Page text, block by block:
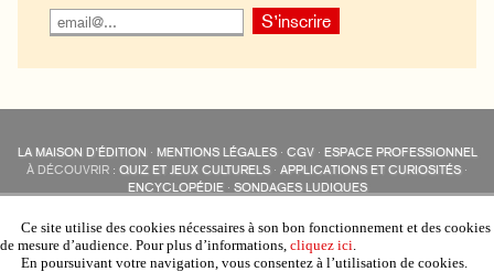
LA MAISON D’ÉDITION · MENTIONS LÉGALES· CGV· ESPACE PROFESSIONNEL
À DÉCOUVRIR : QUIZ ET JEUX CULTURELS · APPLICATIONS ET CURIOSITÉS ·
ENCYCLOPÉDIE· SONDAGES LUDIQUES
COLLECTIONS :SAMBUC·ÉDISOLUM·REVUE LITTÉRAIREL’EAU-FORTE
AUTRES SITES :COLL. « LES ÉDISOLUM »
Ce site utilise des cookies nécessaires à son bon fonctionnement et des cookies
de mesure d’audience. Pour plus d’informations, cliquez ici.
En poursuivant votre navigation, vous consentez à l’utilisation de cookies.